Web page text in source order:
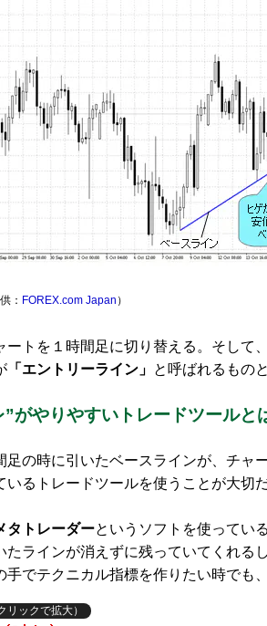
： FOREX.com Japan ）
トを１時間足に切り替える。そして
「エントリーライン」 と呼ばれるもの
”がやりやすいトレードツールと
の時に引いたベースラインが、チャ
いるトレードツールを使うことが大切だ
タトレーダーというソフトを使ってい
たラインが消えずに残っていてくれる
手でテクニカル指標を作りたい時でも
リックで拡大）